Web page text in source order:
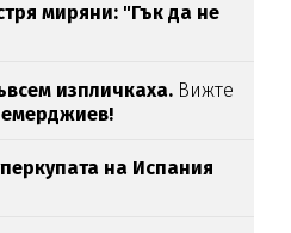
миряни: "Гък да не
изпличкаха. Вижте
на Испания